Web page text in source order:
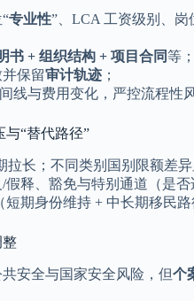
专业性”、LCA 工资级别、
书 + 组织结构 + 项目合同等；
保留审计轨迹 ；
线与费用变化，严控流程性风
与“替代路径”
拉长；不同类别国别限额差异
/假释、豁免与特别通道（是否
（短期身份维持 + 中长期移民路
整
共安全与国家安全风险，但个